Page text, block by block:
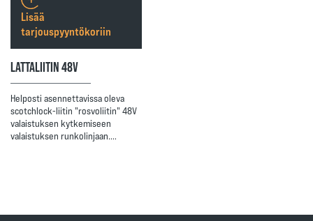
LATTALIITIN 48V
Helposti asennettavissa oleva
scotchlock-liitin "rosvoliitin" 48V
valaistuksen kytkemiseen
valaistuksen runkolinjaan.…
Lisää
tarjouspyyntökoriin